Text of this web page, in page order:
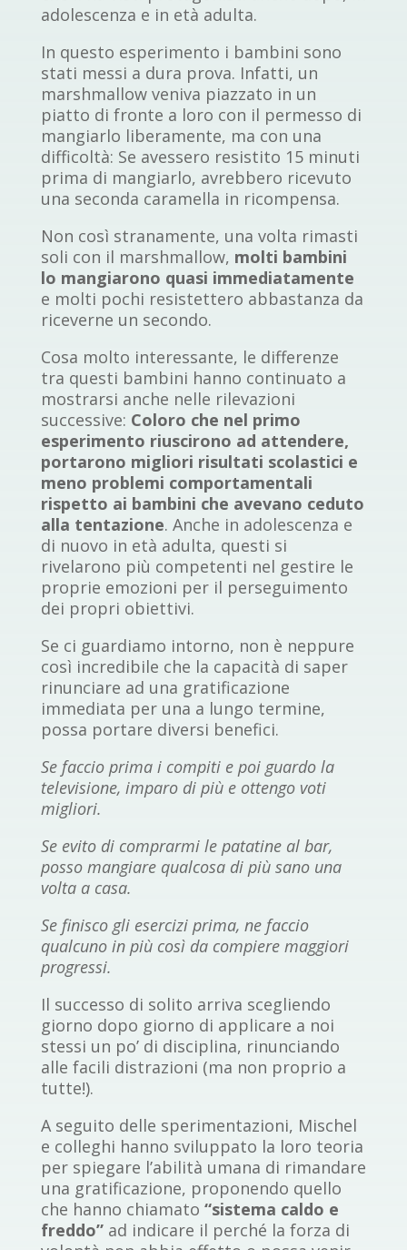
adolescenza e in età adulta.
In questo esperimento i bambini sono
stati messi a dura prova. Infatti, un
marshmallow veniva piazzato in un
piatto di fronte a loro con il permesso di
mangiarlo liberamente, ma con una
difficoltà: Se avessero resistito 15 minuti
prima di mangiarlo, avrebbero ricevuto
una seconda caramella in ricompensa.
Non così stranamente, una volta rimasti
soli con il marshmallow, molti bambini
lo mangiarono quasi immediatamente
e molti pochi resistettero abbastanza da
riceverne un secondo.
Cosa molto interessante, le differenze
tra questi bambini hanno continuato a
mostrarsi anche nelle rilevazioni
successive: Coloro che nel primo
esperimento riuscirono ad attendere,
portarono migliori risultati scolastici e
meno problemi comportamentali
rispetto ai bambini che avevano ceduto
alla tentazione. Anche in adolescenza e
di nuovo in età adulta, questi si
rivelarono più competenti nel gestire le
proprie emozioni per il perseguimento
dei propri obiettivi.
Se ci guardiamo intorno, non è neppure
così incredibile che la capacità di saper
rinunciare ad una gratificazione
immediata per una a lungo termine,
possa portare diversi benefici.
Se faccio prima i compiti e poi guardo la
televisione, imparo di più e ottengo voti
migliori.
Se evito di comprarmi le patatine al bar,
posso mangiare qualcosa di più sano una
volta a casa.
Se finisco gli esercizi prima, ne faccio
qualcuno in più così da compiere maggiori
progressi.
Il successo di solito arriva scegliendo
giorno dopo giorno di applicare a noi
stessi un po’ di disciplina, rinunciando
alle facili distrazioni (ma non proprio a
tutte!).
A seguito delle sperimentazioni, Mischel
e colleghi hanno sviluppato la loro teoria
per spiegare l’abilità umana di rimandare
una gratificazione, proponendo quello
che hanno chiamato “sistema caldo e
freddo”ad indicare il perché la forza di